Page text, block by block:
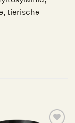
tierische